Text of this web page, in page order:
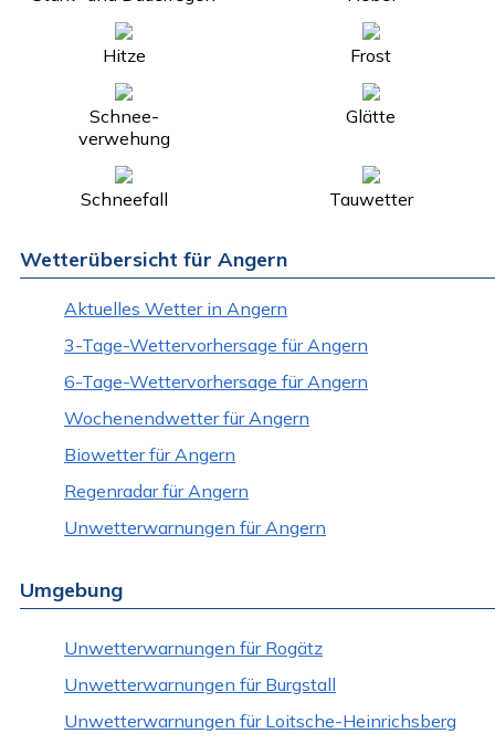
Hitze Frost
Schnee-
verwehung
Glätte
Schneefall Tauwetter
Wetterübersicht für Angern
Aktuelles Wetter in Angern
3-Tage-Wettervorhersage für Angern
6-Tage-Wettervorhersage für Angern
Wochenendwetter für Angern
Biowetter für Angern
Regenradar für Angern
Unwetterwarnungen für Angern
Umgebung
Unwetterwarnungen für Rogätz
Unwetterwarnungen für Burgstall
Unwetterwarnungen für Loitsche-Heinrichsberg